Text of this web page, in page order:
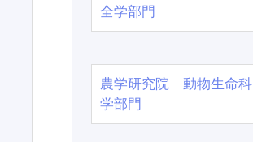
全学部門
農学研究院 動物生命科
学部門